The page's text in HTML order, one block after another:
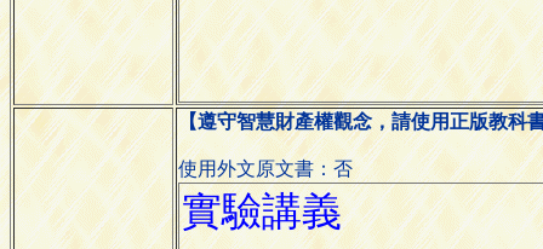
【遵守智慧財產權觀念，請使用正版教科
使用外文原文書：否